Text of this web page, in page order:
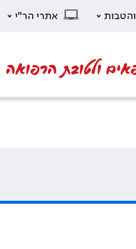
אתרי הר"י
ולטובת הרפואה